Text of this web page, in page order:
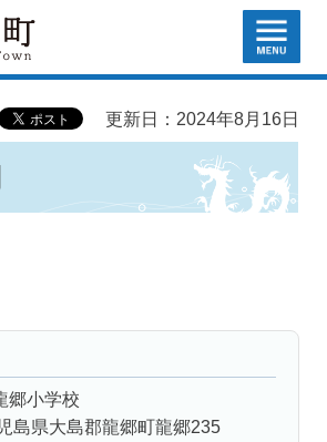
MENU
更新日：2024年8月16日
郷小学校
島県大島郡龍郷町龍郷235